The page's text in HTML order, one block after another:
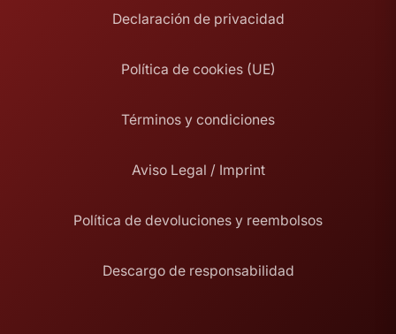
Declaración de privacidad
Política de cookies (UE)
Términos y condiciones
Aviso Legal / Imprint
Política de devoluciones y reembolsos
Descargo de responsabilidad